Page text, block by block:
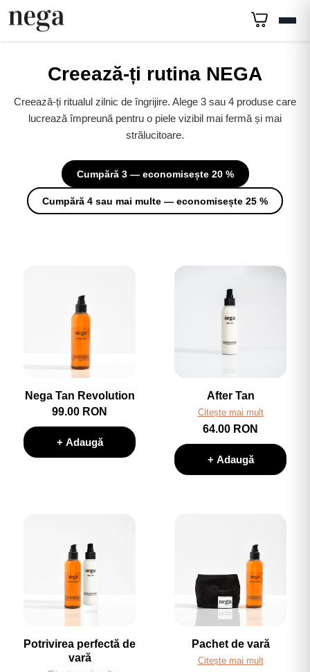
Creează-ți rutina NEGA
Creează-ți ritualul zilnic de îngrijire. Alege 3 sau 4 produse care
lucrează împreună pentru o piele vizibil mai fermă și mai
strălucitoare.
Cumpără 3 — economisește 20 %
Cumpără 4 sau mai multe — economisește 25 %
Nega Tan Revolution
99.00 RON
+ Adaugă
After Tan
Citește mai mult
64.00 RON
+ Adaugă
Potrivirea perfectă de
vară
Pachet de vară
Citește mai mult